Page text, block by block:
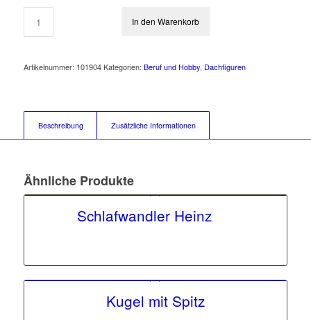
In den Warenkorb
Artikelnummer: 101904 Kategorien: Beruf und Hobby, Dachfiguren
Beschreibung Zusätzliche Informationen
Ähnliche Produkte
Schlafwandler Heinz
Kugel mit Spitz